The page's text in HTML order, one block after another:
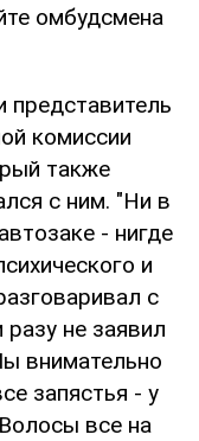
омбудсмена
комиссии
также
с ним. "Ни в
- нигде
и
с
не заявил
внимательно
запястья - у
все на